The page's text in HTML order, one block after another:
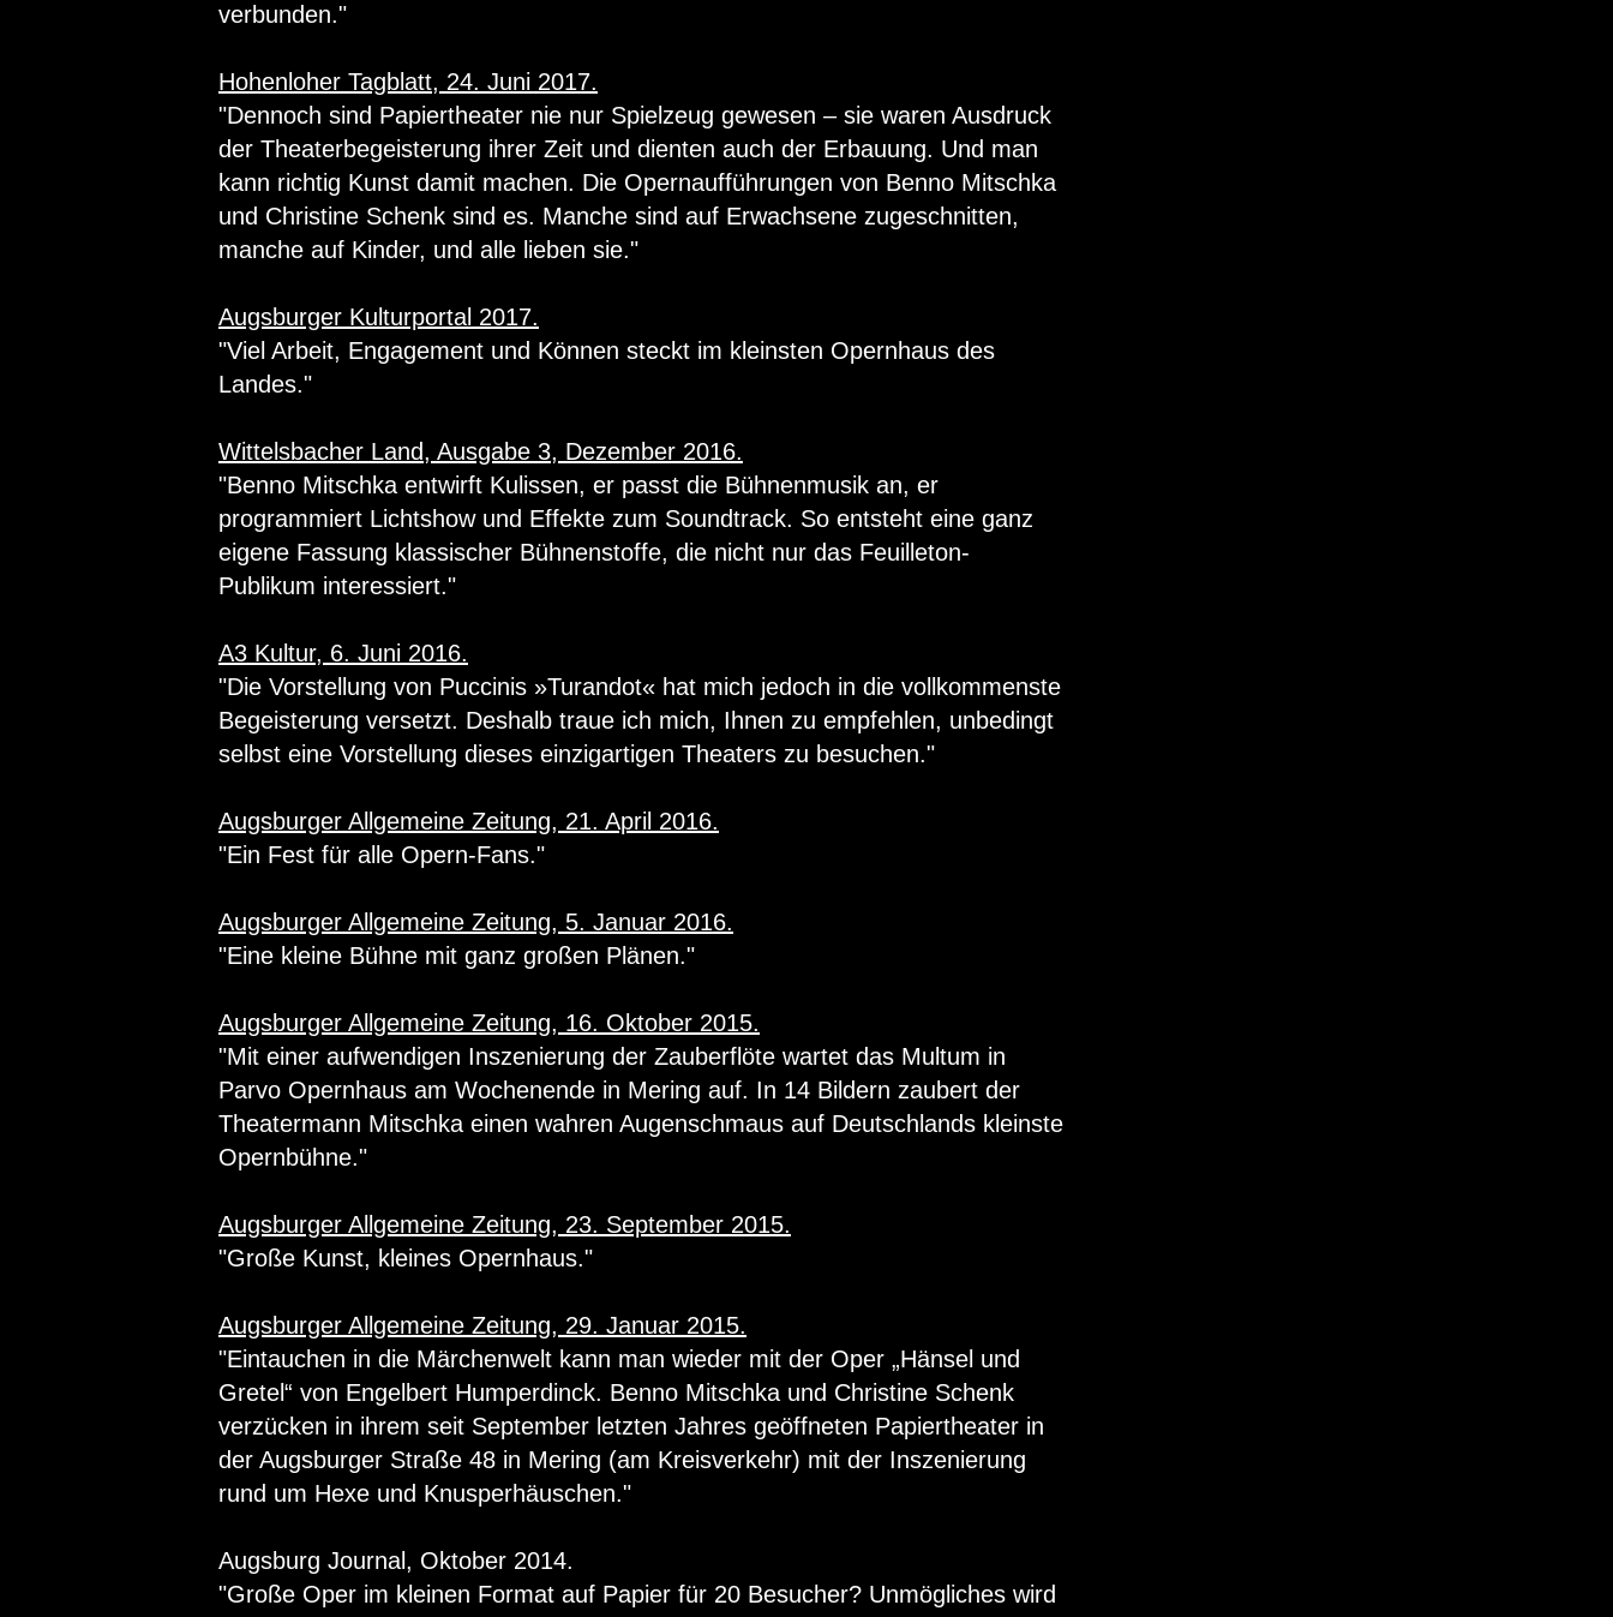
verbunden."
Hohenloher Tagblatt, 24. Juni 2017.
"Dennoch sind Papiertheater nie nur Spielzeug gewesen – sie waren Ausdruck
der Theaterbegeisterung ihrer Zeit und dienten auch der Erbauung. Und man
kann richtig Kunst damit machen. Die Opernaufführungen von Benno Mitschka
und Christine Schenk sind es. Manche sind auf Erwachsene zugeschnitten,
manche auf Kinder, und alle lieben sie."
Augsburger Kulturportal 2017.
"Viel Arbeit, Engagement und Können steckt im kleinsten Opernhaus des
Landes."
Wittelsbacher Land, Ausgabe 3, Dezember 2016.
"Benno Mitschka entwirft Kulissen, er passt die Bühnenmusik an, er
programmiert Lichtshow und Effekte zum Soundtrack. So entsteht eine ganz
eigene Fassung klassischer Bühnenstoffe, die nicht nur das Feuilleton-
Publikum interessiert."
A3 Kultur, 6. Juni 2016.
"Die Vorstellung von Puccinis »Turandot« hat mich jedoch in die vollkommenste
Begeisterung versetzt. Deshalb traue ich mich, Ihnen zu empfehlen, unbedingt
selbst eine Vorstellung dieses einzigartigen Theaters zu besuchen."
Augsburger Allgemeine Zeitung, 21. April 2016.
"Ein Fest für alle Opern-Fans."
Augsburger Allgemeine Zeitung, 5. Januar 2016.
"Eine kleine Bühne mit ganz großen Plänen."
Augsburger Allgemeine Zeitung, 16. Oktober 2015.
"Mit einer aufwendigen Inszenierung der Zauberflöte wartet das Multum in
Parvo Opernhaus am Wochenende in Mering auf. In 14 Bildern zaubert der
Theatermann Mitschka einen wahren Augenschmaus auf Deutschlands kleinste
Opernbühne."
Augsburger Allgemeine Zeitung, 23. September 2015.
"Große Kunst, kleines Opernhaus."
Augsburger Allgemeine Zeitung, 29. Januar 2015.
"Eintauchen in die Märchenwelt kann man wieder mit der Oper „Hänsel und
Gretel“ von Engelbert Humperdinck. Benno Mitschka und Christine Schenk
verzücken in ihrem seit September letzten Jahres geöffneten Papiertheater in
der Augsburger Straße 48 in Mering (am Kreisverkehr) mit der Inszenierung
rund um Hexe und Knusperhäuschen."
Augsburg Journal, Oktober 2014.
"Große Oper im kleinen Format auf Papier für 20 Besucher? Unmögliches wird